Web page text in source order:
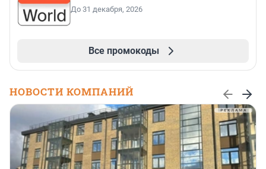
До 31 декабря, 2026
Все промокоды
НОВОСТИ КОМПАНИЙ